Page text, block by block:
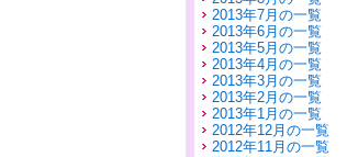
2013年7月の一覧
2013年6月の一覧
2013年5月の一覧
2013年4月の一覧
2013年3月の一覧
2013年2月の一覧
2013年1月の一覧
2012年12月の一覧
2012年11月の一覧